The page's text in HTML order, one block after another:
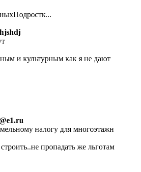
...
и культурным как я не дают
налогу для многоэтажн
пропадать же льготам